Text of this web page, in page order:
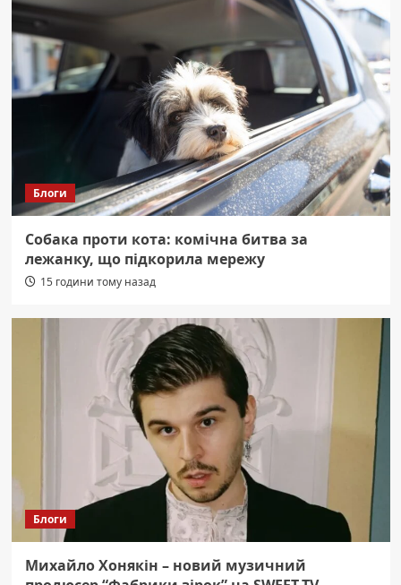
Блоги
Собака проти кота: комічна битва за
лежанку, що підкорила мережу
15 години тому назад
Блоги
Михайло Хонякін – новий музичний